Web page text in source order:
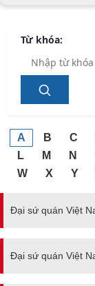
Từ khóa:
A B C
L
M N
W
X Y
Đại sứ quán Việt
Đại sứ quán Việt